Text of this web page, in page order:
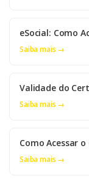
eSocial: Como
Saiba mais →
Validade do
Saiba mais →
Como Acessar
Saiba mais →